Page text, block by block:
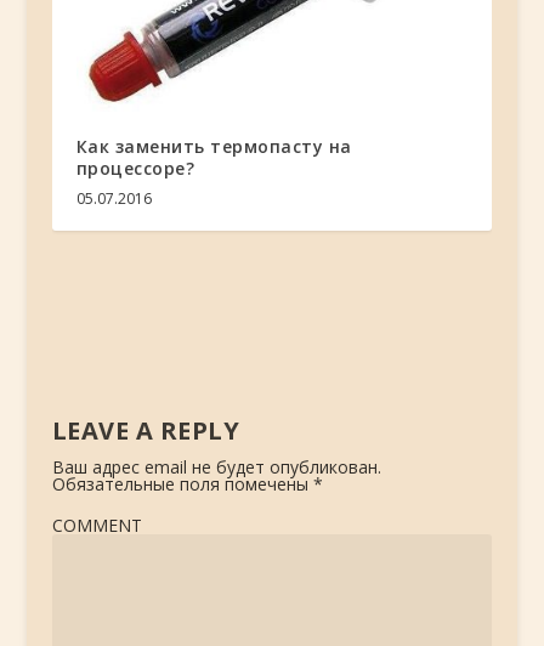
Как заменить термопасту на
процессоре?
05.07.2016
LEAVE A REPLY
Ваш адрес email не будет опубликован.
Обязательные поля помечены *
COMMENT